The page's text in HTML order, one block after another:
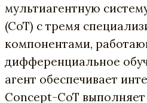
мультиагентную
(CoT) с тремя
компонентами,
дифференциальное
агент обеспечивает
Concept-CoT